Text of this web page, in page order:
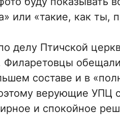
или «такие, как ты,
делу Птичской
составе и в
верующие УПЦ
и спокойное